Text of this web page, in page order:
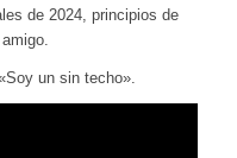
de 2024, principios de
un sin techo».